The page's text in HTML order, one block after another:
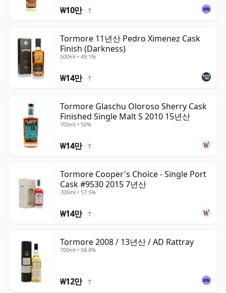
₩10만 ?
Tormore 11년산 Pedro Ximenez Cask
Finish (Darkness)
500ml • 49.1%
₩14만 ?
Tormore Glaschu Oloroso Sherry Cask
Finished Single Malt S 2010 15년산
700ml • 50%
₩14만 ?
Tormore Cooper's Choice - Single Port
Cask #9530 2015 7년산
700ml • 57.5%
₩14만 ?
Tormore 2008 / 13년산 / AD Rattray
700ml • 58.8%
₩12만 ?